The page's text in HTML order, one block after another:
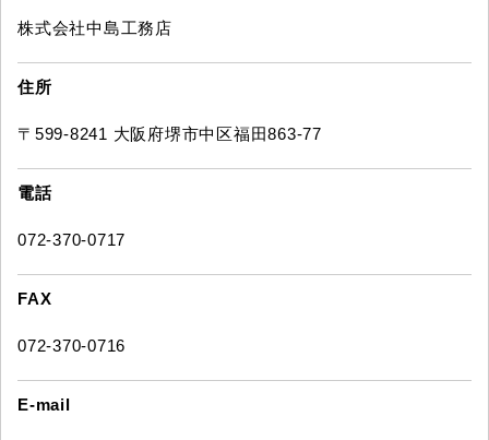
株式会社中島工務店
住所
〒599-8241 大阪府堺市中区福田863-77
電話
072-370-0717
FAX
072-370-0716
E-mail